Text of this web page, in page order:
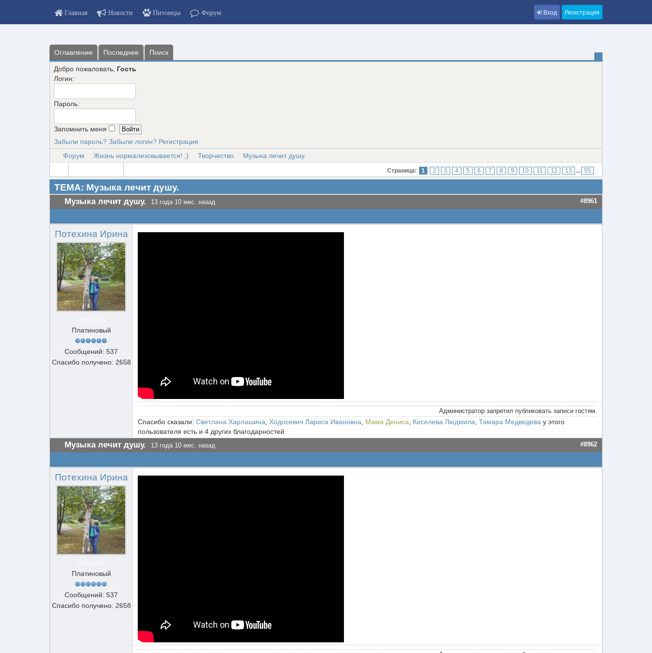
Главная Новости Питомцы Форум Вход Регистрация
Оглавление Последнее Поиск
Добро пожаловать, Гость
Логин:
Пароль:
Запомнить меня
Забыли пароль? Забыли логин? Регистрация
Форум
Жизнь нормализовывается! ;) Творчество Музыка лечит душу.
Страница: 1 2 3 4 5 6 7 8 9 10 11 12 13 ... 55
ТЕМА: Музыка лечит душу.
Музыка лечит душу. 13 года 10 мес. назад #8961
Потехина Ирина
Платиновый
Сообщений: 537
Спасибо получено: 2658
Администратор запретил публиковать записи гостям.
Спасибо сказали: Светлана Харлашина Ходосевич Лариса Ивановна Мама Дениса Киселева Людмила Тамара Медведева у этого
пользователя есть и 4 других благодарностей
Музыка лечит душу. 13 года 10 мес. назад #8962
Потехина Ирина
Платиновый
Сообщений: 537
Спасибо получено: 2658